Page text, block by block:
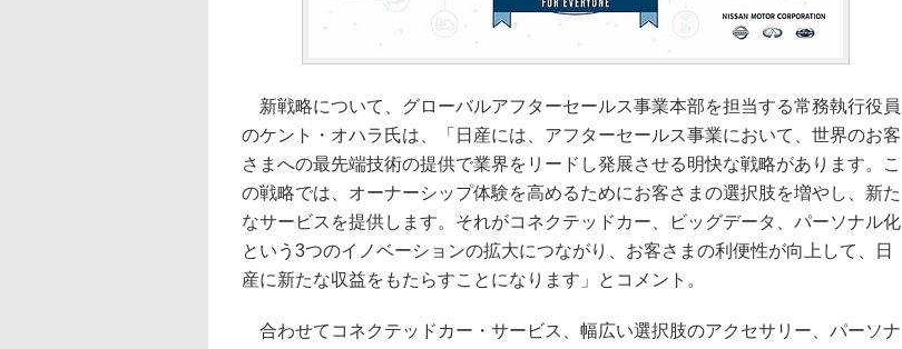
新戦略について、グローバルアフターセールス事業本部を担当する常務執行役員
のケント・オハラ氏は、「日産には、アフターセールス事業において、世界のお客
さまへの最先端技術の提供で業界をリードし発展させる明快な戦略があります。こ
の戦略では、オーナーシップ体験を高めるためにお客さまの選択肢を増やし、新た
なサービスを提供します。それがコネクテッドカー、ビッグデータ、パーソナル化
という3つのイノベーションの拡大につながり、お客さまの利便性が向上して、日
産に新たな収益をもたらすことになります」とコメント。
合わせてコネクテッドカー・サービス、幅広い選択肢のアクセサリー、パーソナ